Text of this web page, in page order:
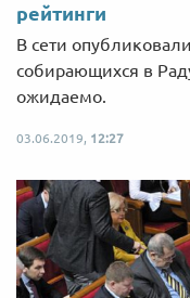
рейтинги
В сети
собирающихся в
ожидаемо.
03.06.2019, 12:27